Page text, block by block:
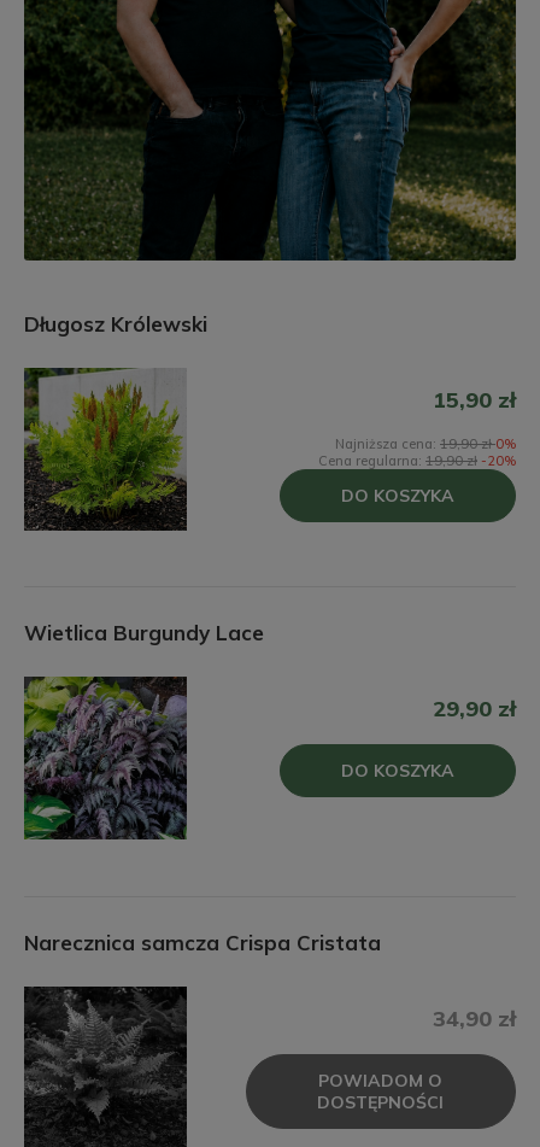
Długosz Królewski
15,90 zł
Najniższa cena: 19,90 zł0%
Cena regularna: 19,90 zł -20%
DO KOSZYKA
Wietlica Burgundy Lace
29,90 zł
DO KOSZYKA
Narecznica samcza Crispa Cristata
34,90 zł
POWIADOM O
DOSTĘPNOŚCI